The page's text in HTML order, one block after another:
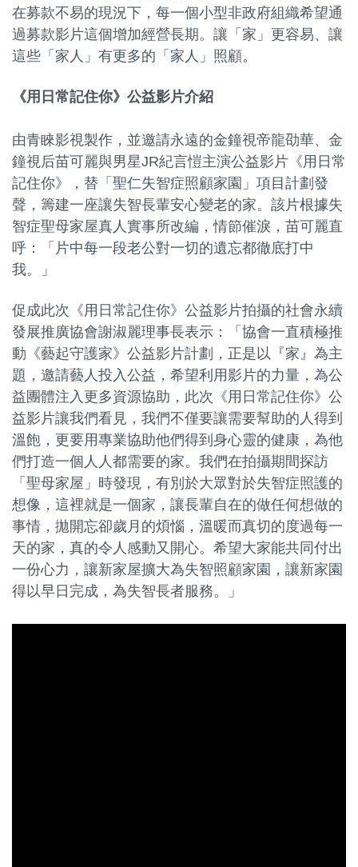
在募款不易的現況下，每一個小型非政府組織希望通
過募款影片這個增加經營長期。讓「家」更容易、讓
這些「家人」有更多的「家人」照顧。
《用日常記住你》公益影片介紹
由青睞影視製作，並邀請永遠的金鐘視帝龍劭華、金
鐘視后苗可麗與男星JR紀言愷主演公益影片《用日常
記住你》，替「聖仁失智症照顧家園」項目計劃發
聲，籌建一座讓失智長輩安心變老的家。該片根據失
智症聖母家屋真人實事所改編，情節催淚，苗可麗直
呼：「片中每一段老公對一切的遺忘都徹底打中
我。」
促成此次《用日常記住你》公益影片拍攝的社會永續
發展推廣協會謝淑麗理事長表示：「協會一直積極推
動《藝起守護家》公益影片計劃，正是以『家』為主
題，邀請藝人投入公益，希望利用影片的力量，為公
益團體注入更多資源協助，此次《用日常記住你》公
益影片讓我們看見，我們不僅要讓需要幫助的人得到
溫飽，更要用專業協助他們得到身心靈的健康，為他
們打造一個人人都需要的家。我們在拍攝期間探訪
「聖母家屋」時發現，有別於大眾對於失智症照護的
想像，這裡就是一個家，讓長輩自在的做任何想做的
事情，拋開忘卻歲月的煩惱，溫暖而真切的度過每一
天的家，真的令人感動又開心。希望大家能共同付出
一份心力，讓新家屋擴大為失智照顧家園，讓新家園
得以早日完成，為失智長者服務。」